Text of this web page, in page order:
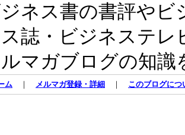
ジネス書の書評や
誌・ビジネステ
マガブログの知識
ム ｜ メルマガ登録・詳細 ｜ このブログにつ